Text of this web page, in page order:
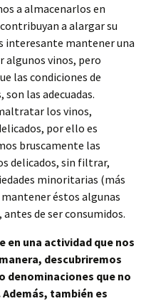
a almacenarlos en
a alargar su
interesante mantener una
algunos vinos, pero
las condiciones de
las adecuadas.
los vinos,
por ello es
bruscamente las
delicados, sin filtrar,
minoritarias (más
éstos algunas
de ser consumidos.
en una actividad que nos
descubriremos
denominaciones que no
también es